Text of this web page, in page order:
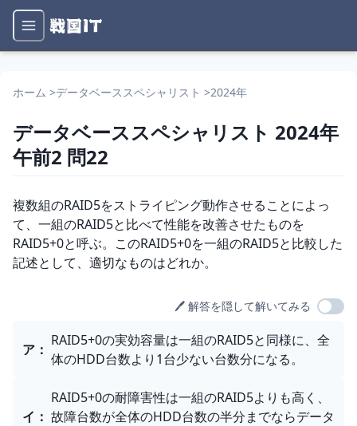
ホーム >データベーススペシャリスト >2024年
データベーススペシャリスト 2024年
午前2 問22
問題文
複数組のRAID5をストライピング動作させることによっ
て、一組のRAID5と比べて性能を改善させたものを
RAID5+0と呼ぶ。このRAID5+0を一組のRAID5と比較した
記述として、適切なものはどれか。
🖊️ 解答を隠して解いてみる
選択肢
ア ：
RAID5+0の実効容量は一組のRAID5と同様に、全
体のHDD台数より1台少ない台数分になる。
イ ：
RAID5+0の耐障害性は一組のRAID5よりも高く、
故障台数が全体のHDD台数の半分までならデータ